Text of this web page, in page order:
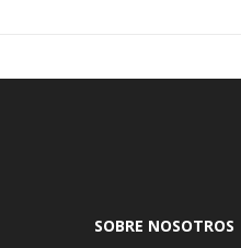
SOBRE NOSOTROS